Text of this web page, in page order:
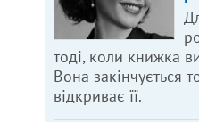
тоді, коли книжка
Вона закінчується
відкриває її.